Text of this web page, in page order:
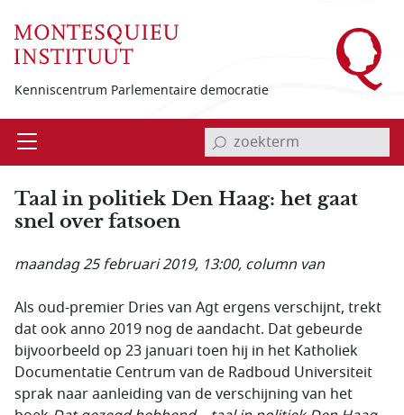
Kenniscentrum Parlementaire democratie
Open invoerveld zoekterm
Taal in politiek Den Haag: het gaat
snel over fatsoen
maandag 25 februari 2019, 13:00, column van
Als oud-premier Dries van Agt ergens verschijnt, trekt
dat ook anno 2019 nog de aandacht. Dat gebeurde
bijvoorbeeld op 23 januari toen hij in het Katholiek
Documentatie Centrum van de Radboud Universiteit
sprak naar aanleiding van de verschijning van het